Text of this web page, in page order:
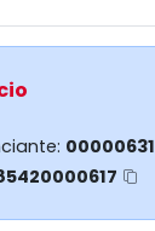
00000631